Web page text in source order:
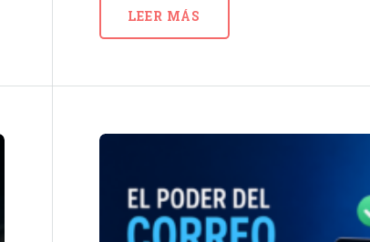
LEER MÁS